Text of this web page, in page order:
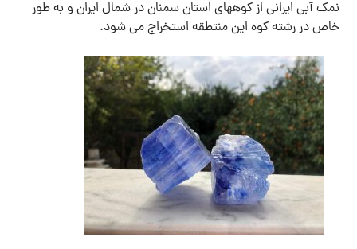
نمک آبی ایرانی از کوههای استان سمنان در شمال ایران و به طور
خاص در رشته کوه این منتطقه استخراج می شود.